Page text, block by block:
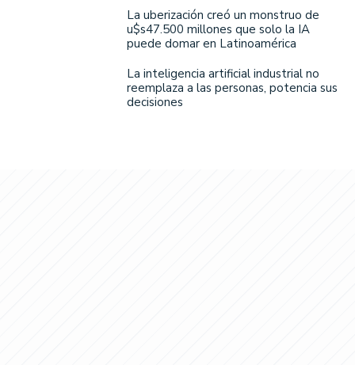
La uberización creó un monstruo de
u$s47.500 millones que solo la IA
puede domar en Latinoamérica
La inteligencia artificial industrial no
reemplaza a las personas, potencia sus
decisiones